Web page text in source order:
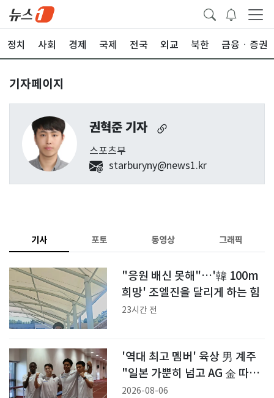
정치 사회 경제 국제 전국 외교 북한 금융ㆍ증권
기자페이지
권혁준 기자
스포츠부
starburyny@news1.kr
기사 포토 동영상 그래픽
"응원 배신 못해"…'韓 100m
희망' 조엘진을 달리게 하는 힘
23시간 전
'역대 최고 멤버' 육상 男 계주
"일본 가뿐히 넘고 AG 金 따겠
다"
2026-08-06